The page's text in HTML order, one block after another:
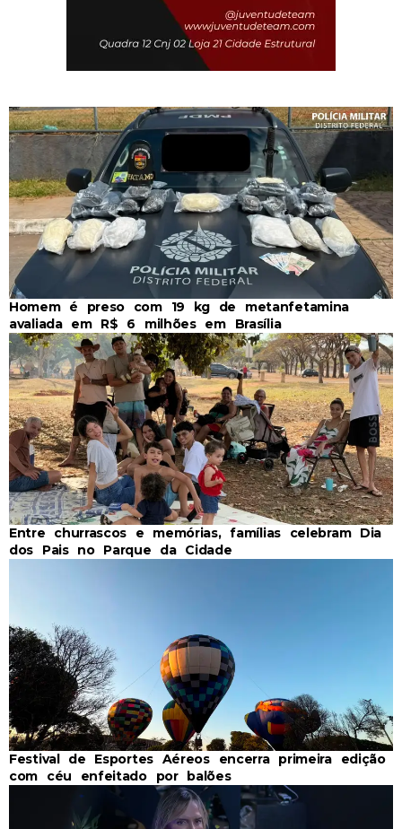
Homem é preso com 19 kg de metanfetamina
avaliada em R$ 6 milhões em Brasília
Entre churrascos e memórias, famílias celebram Dia
dos Pais no Parque da Cidade
Festival de Esportes Aéreos encerra primeira edição
com céu enfeitado por balões